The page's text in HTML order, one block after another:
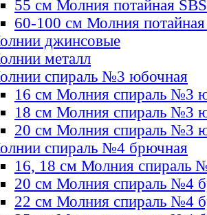
55 см Молния потайная SBS
60-100 см Молния
джинсовые
металл
спираль №3 юбочная
16 см Молния спираль №3
18 см Молния спираль №3
20 см Молния спираль №3
спираль №4 брючная
16, 18 см Молния спираль
20 см Молния спираль №4
22 см Молния спираль №4